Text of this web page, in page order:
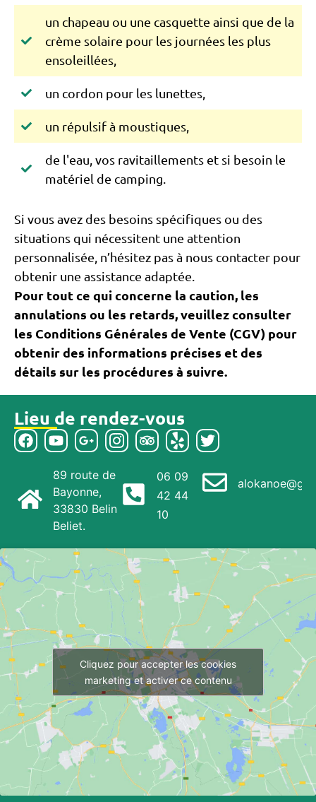
un chapeau ou une casquette ainsi que de la
crème solaire pour les journées les plus
ensoleillées,
un cordon pour les lunettes,
un répulsif à moustiques,
de l'eau, vos ravitaillements et si besoin le
matériel de camping.
Si vous avez des besoins spécifiques ou des
situations qui nécessitent une attention
personnalisée, n’hésitez pas à nous contacter pour
obtenir une assistance adaptée.
Pour tout ce qui concerne la caution, les
annulations ou les retards, veuillez consulter
les Conditions Générales de Vente (CGV) pour
obtenir des informations précises et des
détails sur les procédures à suivre.
Lieu de rendez-vous
89 route de
Bayonne,
33830 Belin
Beliet.
06 09
42 44
10
Cliquez pour accepter les cookies
marketing et activer ce contenu